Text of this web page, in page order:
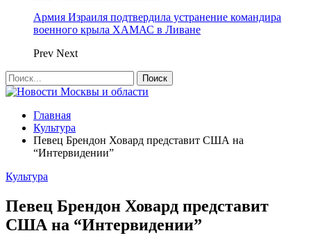
Армия Израиля подтвердила устранение командира
военного крыла ХАМАС в Ливане
Prev Next
Главная
Культура
Певец Брендон Ховард представит США на
“Интервидении”
Культура
Певец Брендон Ховард представит
США на “Интервидении”